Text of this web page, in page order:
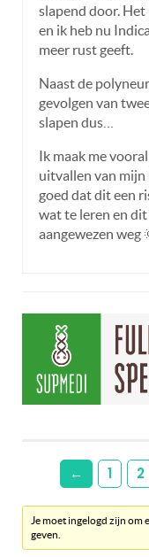
slapend door.
en ik heb nu
meer rust geeft.
Naast de
gevolgen van
slapen dus…
Ik maak me
uitvallen van mijn
goed dat dit een
wat te leren en
aangewezen weg
← 1 2
Je moet ingelogd zijn
geven.